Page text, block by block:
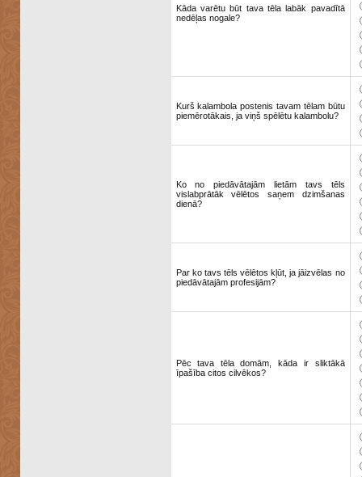
Kāda varētu būt tava tēla labāk pavadītā
nedēļas nogale?
Kurš kalambola postenis tavam tēlam būtu
piemērotākais, ja viņš spēlētu kalambolu?
Ko no piedāvātajām lietām tavs tēls
vislabprātāk vēlētos saņem dzimšanas
dienā?
Par ko tavs tēls vēlētos kļūt, ja jāizvēlas no
piedāvātajām profesijām?
Pēc tava tēla domām, kāda ir sliktākā
īpašība citos cilvēkos?